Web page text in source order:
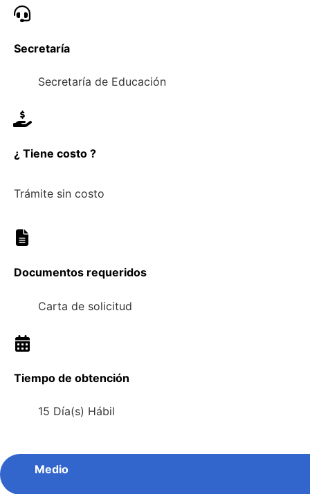
Secretaría
Secretaría de Educación
¿ Tiene costo ?
Trámite sin costo
Documentos requeridos
Carta de solicitud
Tiempo de obtención
15 Día(s) Hábil
Medio